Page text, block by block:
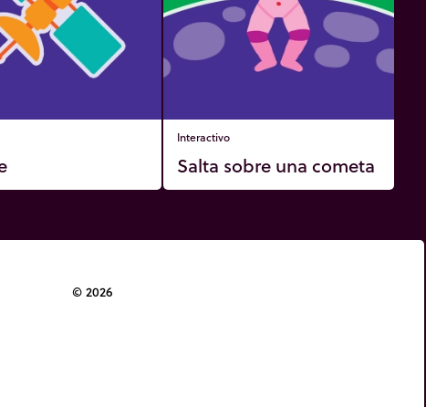
Interactivo
Salta sobre una cometa
© 2026